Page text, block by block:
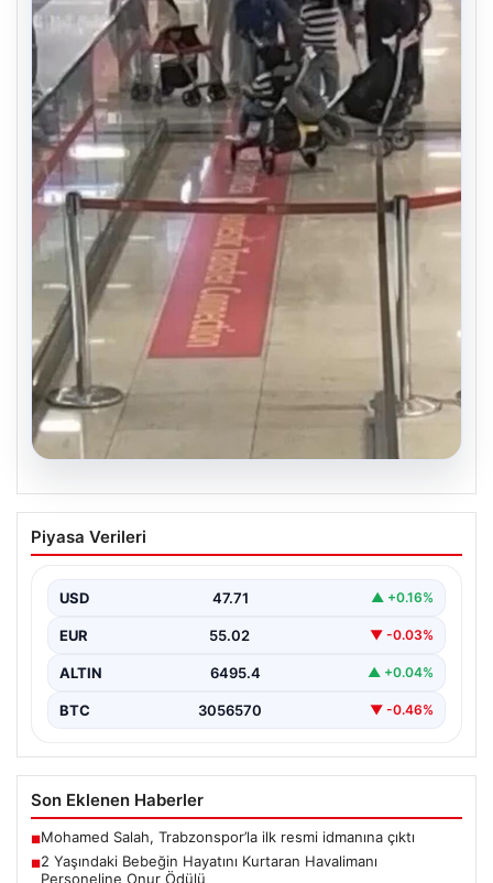
2 Yaşındaki Bebeğin Hayatını Kurtaran
Havalimanı Personeline Onur Ödülü
bir olayda, 2 yaşındaki Liam adlı bebek nefes…
Piyasa Verileri
USD 47.71 ▲ +0.16%
EUR 55.02 ▼ -0.03%
ALTIN 6495.4 ▲ +0.04%
BTC 3056570 ▼ -0.46%
Son Eklenen Haberler
■Mohamed Salah, Trabzonspor’la ilk resmi idmanına çıktı
■2 Yaşındaki Bebeğin Hayatını Kurtaran Havalimanı
Personeline Onur Ödülü